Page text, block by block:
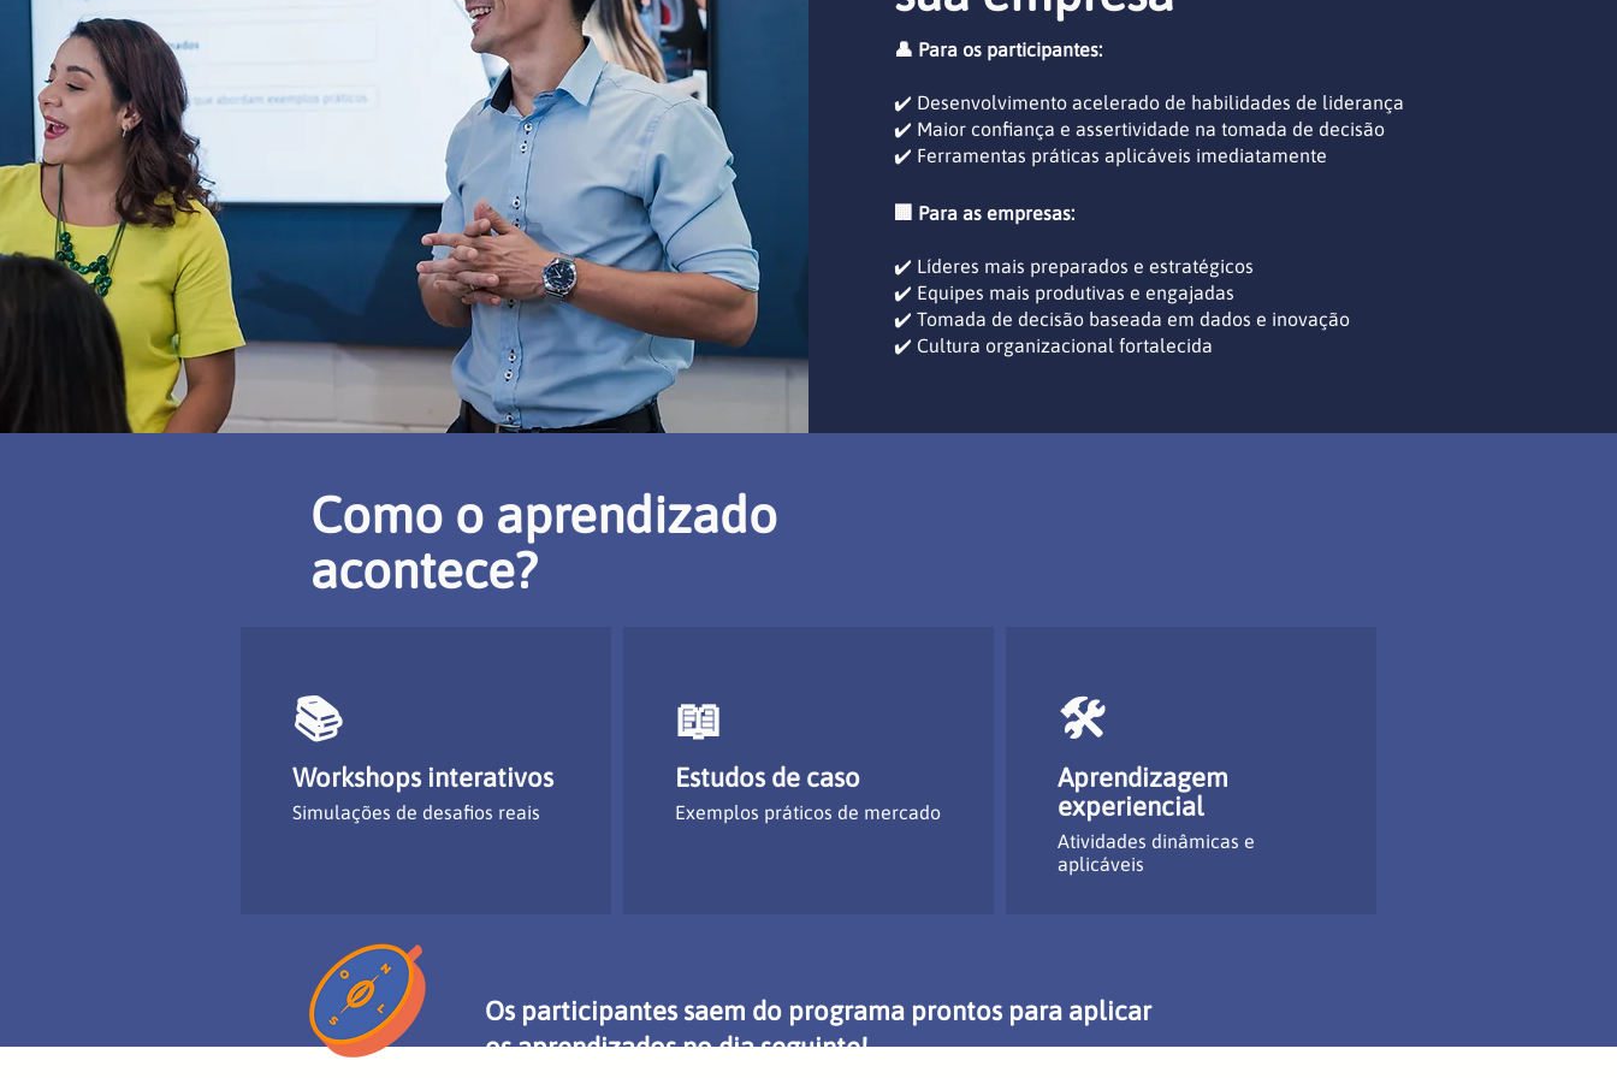
👤 Para os participantes:
✔️ Desenvolvimento acelerado de habilidades de liderança
✔️ Maior confiança e assertividade na tomada de decisão
✔️ Ferramentas práticas aplicáveis imediatamente
🏢 Para as empresas:
✔️ Líderes mais preparados e estratégicos
✔️ Equipes mais produtivas e engajadas
✔️ Tomada de decisão baseada em dados e inovação
✔️ Cultura organizacional fortalecida
Como o aprendizado
acontece?
📚
Workshops interativos
Simulações de desafios reais
📖
Estudos de caso
Exemplos práticos de mercado
🛠
Aprendizagem
experiencial
Atividades dinâmicas e
aplicáveis
Os participantes saem do programa prontos para aplicar
os aprendizados no dia seguinte!